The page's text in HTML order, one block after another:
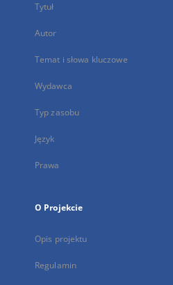
Tytuł
Autor
Temat i słowa kluczowe
Wydawca
Typ zasobu
Język
Prawa
O Projekcie
Opis projektu
Regulamin